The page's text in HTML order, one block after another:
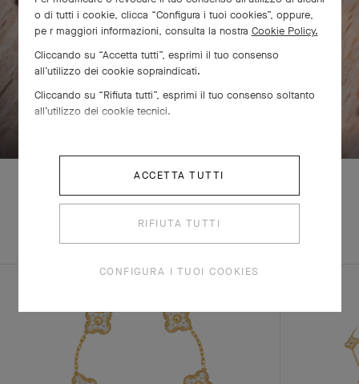
SCORRI PER SCOPRIRE
SCOPRI ALTRE
CREAZIONI
o di tutti i cookie, clicca “Configura i tuoi cookies”, oppure,
pe r maggiori informazioni, consulta la nostra Cookie Policy.
Cliccando su “Accetta tutti”, esprimi il tuo consenso
all’utilizzo dei cookie sopraindicati.
Cliccando su “Rifiuta tutti”, esprimi il tuo consenso soltanto
all’utilizzo dei cookie tecnici.
ACCETTA TUTTI
RIFIUTA TUTTI
CONFIGURA I TUOI COOKIES